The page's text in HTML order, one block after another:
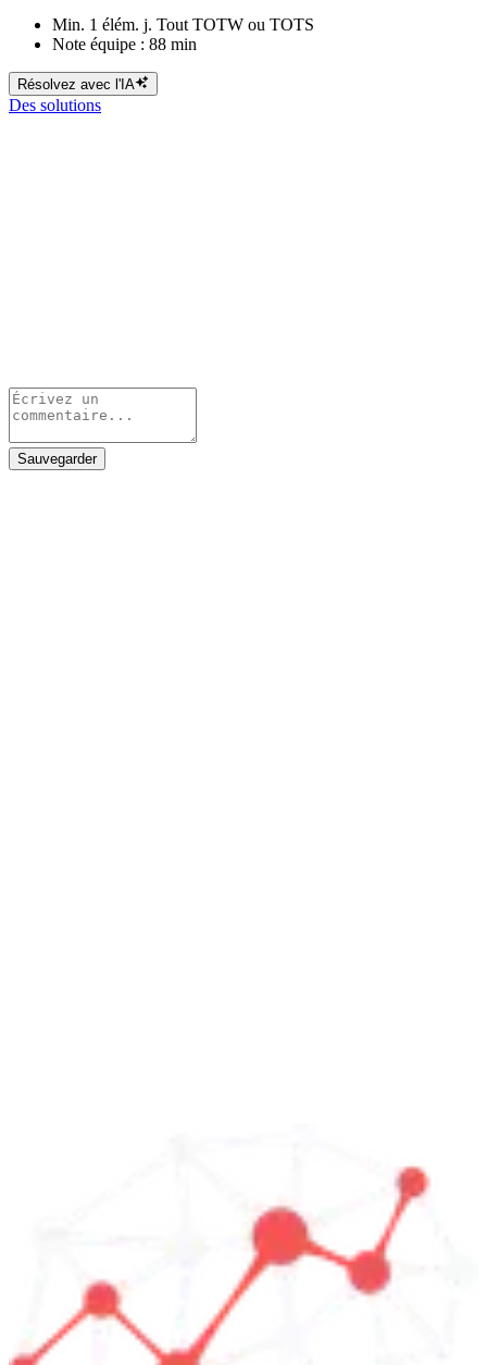
Min. 1 élém. j. Tout TOTW ou TOTS
Note équipe : 88 min
Résolvez avec l'IA
Des solutions
Sauvegarder